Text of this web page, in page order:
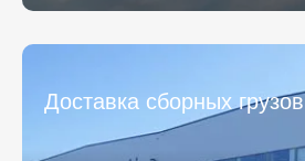
Доставка сборных грузов